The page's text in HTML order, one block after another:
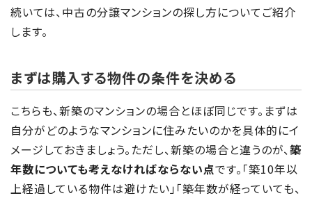
続いては、中古の分譲マンションの探し方についてご紹介
します。
まずは購入する物件の条件を決める
こちらも、新築のマンションの場合とほぼ同じです。まずは
自分がどのようなマンションに住みたいのかを具体的にイ
メージしておきましょう。ただし、新築の場合と違うのが、築
年数についても考えなければならない点です。「築10年以
上経過している物件は避けたい」「築年数が経っていても、